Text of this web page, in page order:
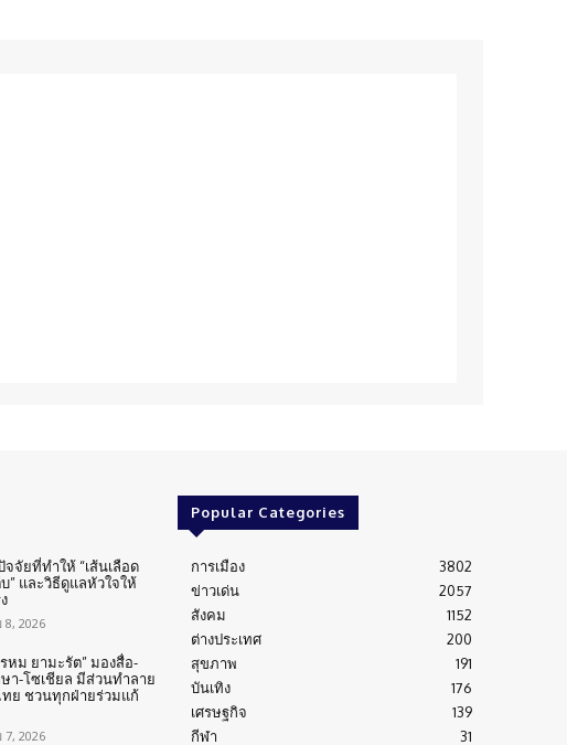
จจัยที่ทำให้ “เส้นเลือด
” และวิธีดูแลหัวใจให้
8, 2026
หม ยามะรัต” มองสื่อ-
า-โซเชียล มีส่วนทำลาย
ทย ชวนทุกฝ่ายร่วมแก้
7, 2026
Popular Categories
การเมือง
3802
ข่าวเด่น
2057
สังคม
1152
ต่างประเทศ
200
สุขภาพ
191
บันเทิง
176
เศรษฐกิจ
139
กีฬา
31